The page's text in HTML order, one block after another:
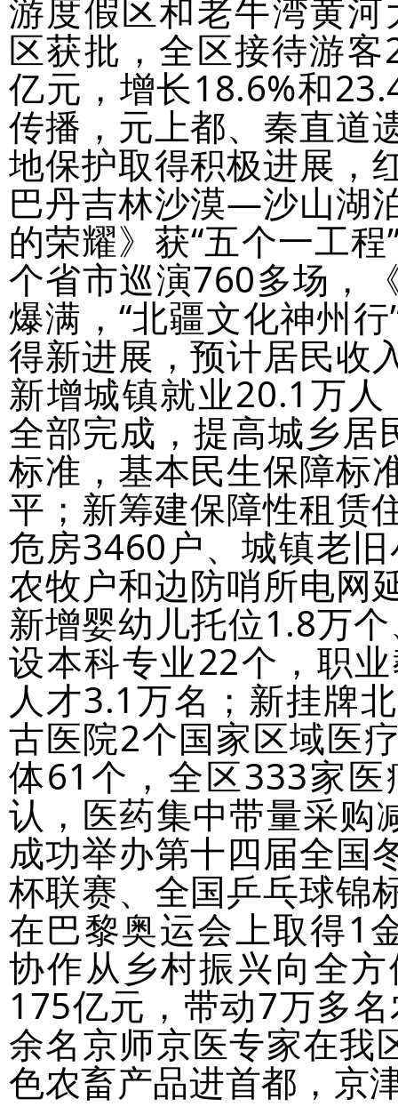
游度假区和老牛湾黄
区获批，全区接待游
亿元，增长18.6%和
传播，元上都、秦直道
地保护取得积极进展，
巴丹吉林沙漠—沙山湖
的荣耀》获“五个一工
个省市巡演760多场，
爆满，“北疆文化神州
得新进展，预计居民收
新增城镇就业20.1万
全部完成，提高城乡居
标准，基本民生保障标
平；新筹建保障性租赁
危房3460户、城镇老
农牧户和边防哨所电网
新增婴幼儿托位1.8万
设本科专业22个，职
人才3.1万名；新挂牌
古医院2个国家区域医
体61个，全区333家
认，医药集中带量采购
成功举办第十四届全国
杯联赛、全国乒乓球锦
在巴黎奥运会上取得1
协作从乡村振兴向全
175亿元，带动7万多
余名京师京医专家在我
色农畜产品进首都，京